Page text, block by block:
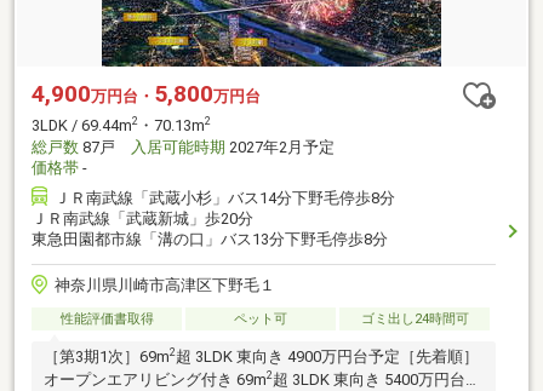
4,900万円台・ 5,800万円台
3LDK / 69.44m2 ・70.13m2
総戸数 87戸 入居可能時期 2027年2月予定
価格帯 -
ＪＲ南武線「武蔵小杉」バス14分下野毛停歩8分
ＪＲ南武線「武蔵新城」歩20分
東急田園都市線「溝の口」バス13分下野毛停歩8分
神奈川県川崎市高津区下野毛１
性能評価書取得 ペット可 ゴミ出し24時間可
［第3期1次］69m2超 3LDK 東向き 4900万円台予定［先着順］
オープンエアリビング付き 69m2超 3LDK 東向き 5400万円台～